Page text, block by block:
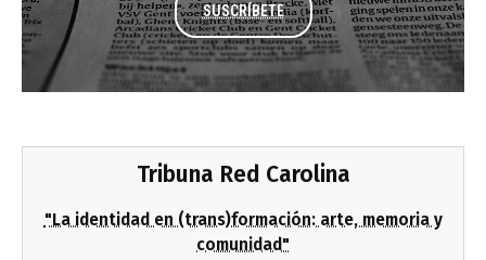
SUSCRÍBETE
Tribuna Red Carolina
"La identidad en (trans)formación: arte, memoria y
comunidad"